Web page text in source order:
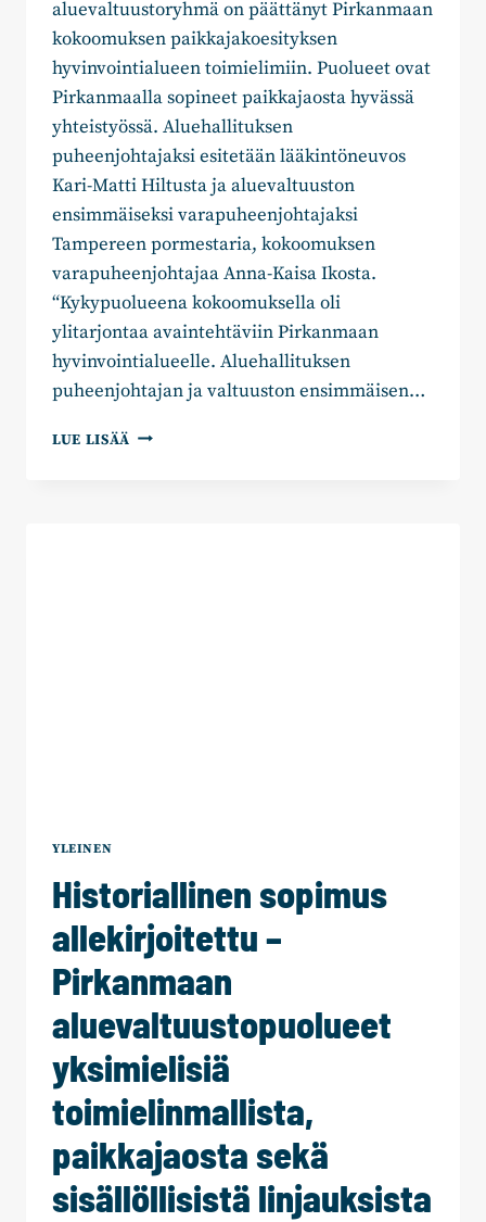
aluevaltuustoryhmä on päättänyt Pirkanmaan
kokoomuksen paikkajakoesityksen
hyvinvointialueen toimielimiin. Puolueet ovat
Pirkanmaalla sopineet paikkajaosta hyvässä
yhteistyössä. Aluehallituksen
puheenjohtajaksi esitetään lääkintöneuvos
Kari-Matti Hiltusta ja aluevaltuuston
ensimmäiseksi varapuheenjohtajaksi
Tampereen pormestaria, kokoomuksen
varapuheenjohtajaa Anna-Kaisa Ikosta.
“Kykypuolueena kokoomuksella oli
ylitarjontaa avaintehtäviin Pirkanmaan
hyvinvointialueelle. Aluehallituksen
puheenjohtajan ja valtuuston ensimmäisen…
LUE LISÄÄ KOKOOMUS
YLEINEN
Historiallinen sopimus
allekirjoitettu –
Pirkanmaan
aluevaltuustopuolueet
yksimielisiä
toimielinmallista,
paikkajaosta sekä
sisällöllisistä linjauksista